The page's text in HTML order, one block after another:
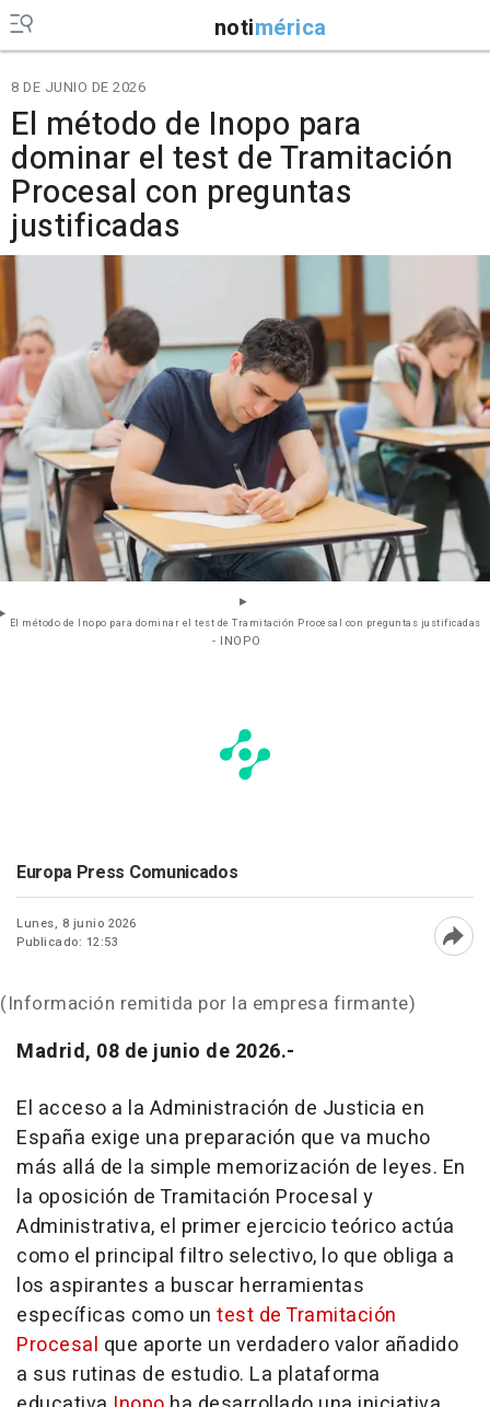
notimérica
8 DE JUNIO DE 2026
El método de Inopo para
dominar el test de Tramitación
Procesal con preguntas
justificadas
El método de Inopo para dominar el test de Tramitación Procesal con preguntas justificadas
- INOPO
Europa Press Comunicados
Lunes, 8 junio 2026
Publicado: 12:53
(Información remitida por la empresa firmante)
Madrid, 08 de junio de 2026.-
El acceso a la Administración de Justicia en
España exige una preparación que va mucho
más allá de la simple memorización de leyes. En
la oposición de Tramitación Procesal y
Administrativa, el primer ejercicio teórico actúa
como el principal filtro selectivo, lo que obliga a
los aspirantes a buscar herramientas
específicas como un test de Tramitación
Procesal que aporte un verdadero valor añadido
a sus rutinas de estudio. La plataforma